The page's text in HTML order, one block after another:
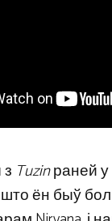
Tuzinраней у
што ён быў